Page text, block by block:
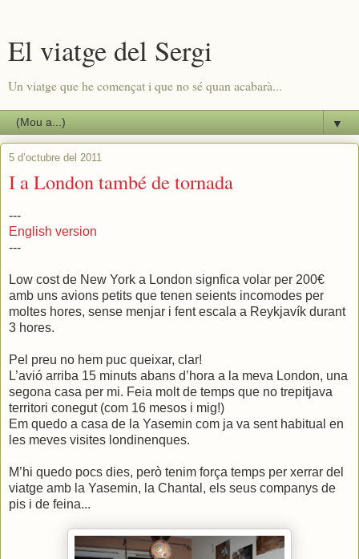
El viatge del Sergi
Un viatge que he començat i que no sé quan acabarà...
▼
5 d’octubre del 2011
I a London també de tornada
---
English version
---
Low cost de New York a London signfica volar per 200€
amb uns avions petits que tenen seients incomodes per
moltes hores, sense menjar i fent escala a Reykjavík durant
3 hores.
Pel preu no hem puc queixar, clar!
L’avió arriba 15 minuts abans d’hora a la meva London, una
segona casa per mi. Feia molt de temps que no trepitjava
territori conegut (com 16 mesos i mig!)
Em quedo a casa de la Yasemin com ja va sent habitual en
les meves visites londinenques.
M’hi quedo pocs dies, però tenim força temps per xerrar del
viatge amb la Yasemin, la Chantal, els seus companys de
pis i de feina...